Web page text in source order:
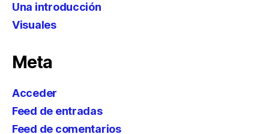
Una introducción
Visuales
Meta
Acceder
Feed de entradas
Feed de comentarios